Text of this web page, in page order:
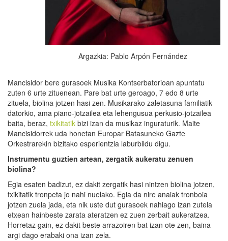
Argazkia: Pablo Arpón Fernández
Mancisidor bere gurasoek Musika Kontserbatorioan apuntatu
zuten 6 urte zituenean. Pare bat urte geroago, 7 edo 8 urte
zituela, biolina jotzen hasi zen. Musikarako zaletasuna familiatik
datorkio, ama piano-jotzailea eta lehengusua perkusio-jotzailea
baita, beraz, txikitatik bizi izan da musikaz inguraturik. Maite
Mancisidorrek uda honetan Europar Batasuneko Gazte
Orkestrarekin bizitako esperientzia laburbildu digu.
Instrumentu guztien artean, zergatik aukeratu zenuen
biolina?
Egia esaten badizut, ez dakit zergatik hasi nintzen biolina jotzen,
txikitatik tronpeta jo nahi nuelako. Egia da nire anaiak tronboia
jotzen zuela jada, eta nik uste dut gurasoek nahiago izan zutela
etxean hainbeste zarata ateratzen ez zuen zerbait aukeratzea.
Horretaz gain, ez dakit beste arrazoiren bat izan ote zen, baina
argi dago erabaki ona izan zela.